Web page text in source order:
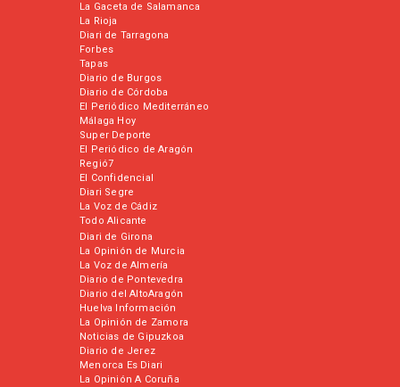
La Gaceta de Salamanca
La Rioja
Diari de Tarragona
Forbes
Tapas
Diario de Burgos
Diario de Córdoba
El Periódico Mediterráneo
Málaga Hoy
Super Deporte
El Periódico de Aragón
Regió7
El Confidencial
Diari Segre
La Voz de Cádiz
Todo Alicante
Diari de Girona
La Opinión de Murcia
La Voz de Almería
Diario de Pontevedra
Diario del AltoAragón
Huelva Información
La Opinión de Zamora
Noticias de Gipuzkoa
Diario de Jerez
Menorca Es Diari
La Opinión A Coruña